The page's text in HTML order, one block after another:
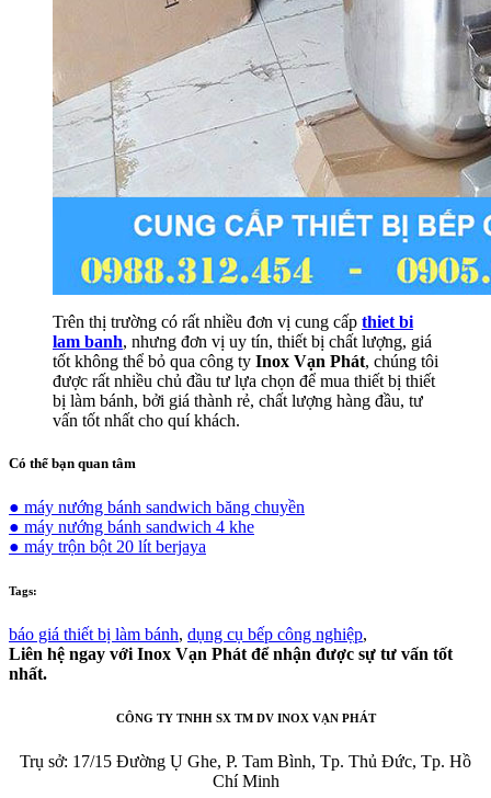
Trên thị trường có rất nhiều đơn vị cung cấp thiet bi
lam banh, nhưng đơn vị uy tín, thiết bị chất lượng, giá
tốt không thể bỏ qua công ty Inox Vạn Phát, chúng tôi
được rất nhiều chủ đầu tư lựa chọn để mua thiết bị thiết
bị làm bánh, bởi giá thành rẻ, chất lượng hàng đầu, tư
vấn tốt nhất cho quí khách.
Có thể bạn quan tâm
● máy nướng bánh sandwich băng chuyền
● máy nướng bánh sandwich 4 khe
● máy trộn bột 20 lít berjaya
Tags:
báo giá thiết bị làm bánh, dụng cụ bếp công nghiệp,
Liên hệ ngay với Inox Vạn Phát để nhận được sự tư vấn tốt
nhất.
CÔNG TY TNHH SX TM DV INOX VẠN PHÁT
Trụ sở: 17/15 Đường Ụ Ghe, P. Tam Bình, Tp. Thủ Đức, Tp. Hồ
Chí Minh